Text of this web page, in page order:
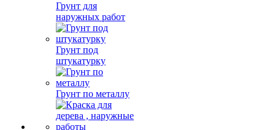
Грунт для
наружных работ
Грунт под
штукатурку
Грунт по металлу